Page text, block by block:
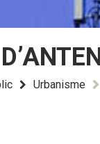
Urbanisme